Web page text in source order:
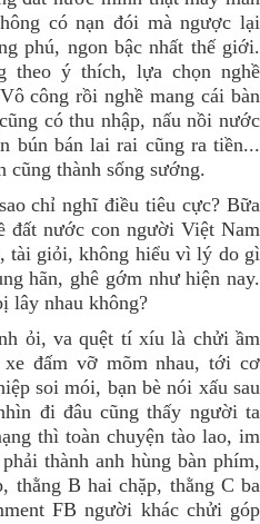
có nạn đói mà ngược lại
phú, ngon bậc nhất thế giới.
theo ý thích, lựa chọn nghề
công rồi nghề mang cái bàn
có thu nhập, nấu nồi nước
bún bán lai rai cũng ra tiền...
cũng thành sống sướng.
chỉ nghĩ điều tiêu cực? Bữa
đất nước con người Việt Nam
tài giỏi, không hiểu vì lý do gì
hãn, ghê gớm như hiện nay.
lây nhau không?
ỏi, va quệt tí xíu là chửi ầm
đấm vỡ mõm nhau, tới cơ
soi mói, bạn bè nói xấu sau
đi đâu cũng thấy người ta
thì toàn chuyện tào lao, im
thành anh hùng bàn phím,
thằng B hai chặp, thằng C ba
FB người khác chửi góp